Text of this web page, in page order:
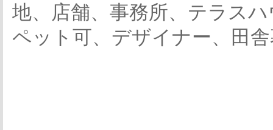
地、店舗、事務所、テラス
ペット可、デザイナー、田